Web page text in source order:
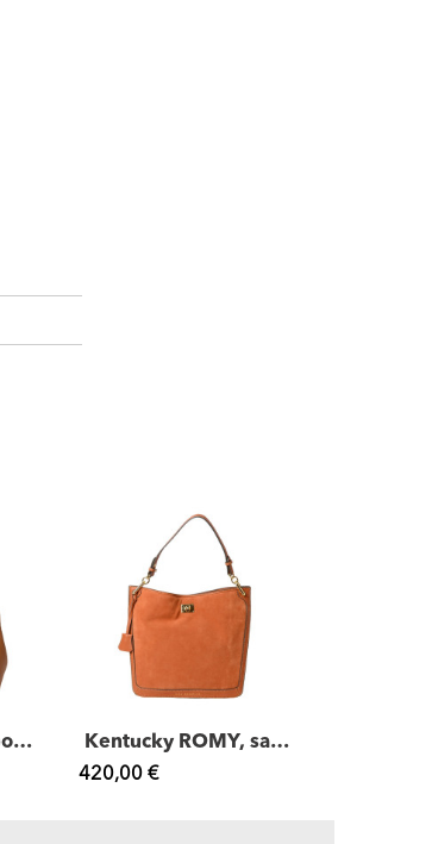
Dady ROMY, sac bowling cuir
Kentucky ROMY, sac porté épaule cuir...
420,00 €